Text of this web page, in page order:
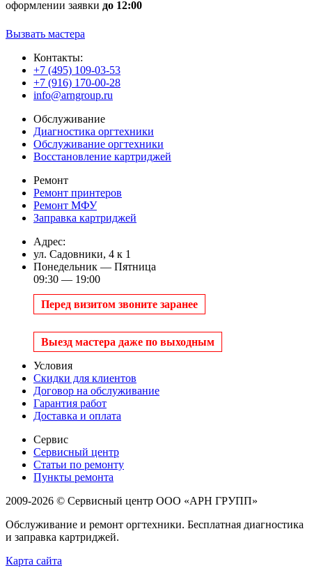
оформлении заявки до 12:00
Вызвать мастера
Контакты:
+7 (495) 109-03-53
+7 (916) 170-00-28
info@arngroup.ru
Обслуживание
Диагностика оргтехники
Обслуживание оргтехники
Восстановление картриджей
Ремонт
Ремонт принтеров
Ремонт МФУ
Заправка картриджей
Адрес:
ул. Садовники, 4 к 1
Понедельник — Пятница
09:30 — 19:00
Перед визитом звоните заранее
Выезд мастера даже по выходным
Условия
Скидки для клиентов
Договор на обслуживание
Гарантия работ
Доставка и оплата
Сервис
Сервисный центр
Статьи по ремонту
Пункты ремонта
2009-2026 © Сервисный центр ООО «АРН ГРУПП»
Обслуживание и ремонт оргтехники. Бесплатная диагностика
и заправка картриджей.
Карта сайта